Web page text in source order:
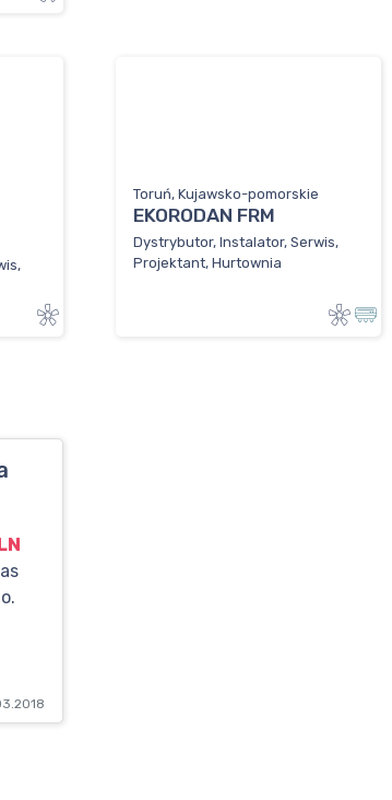
Toruń, Kujawsko-pomorskie
EKORODAN FRM
Dystrybutor, Instalator, Serwis,
Projektant, Hurtownia